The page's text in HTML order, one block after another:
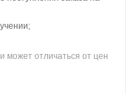
может отличаться от цен